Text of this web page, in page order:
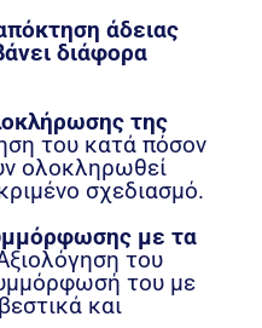
άδειας
διάφορα
της
του κατά πόσον
ολοκληρωθεί
σχεδιασμό.
με τα
του
του με
και